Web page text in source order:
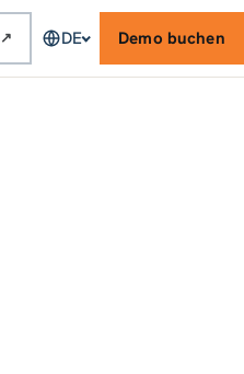
↗ DE Demo buchen